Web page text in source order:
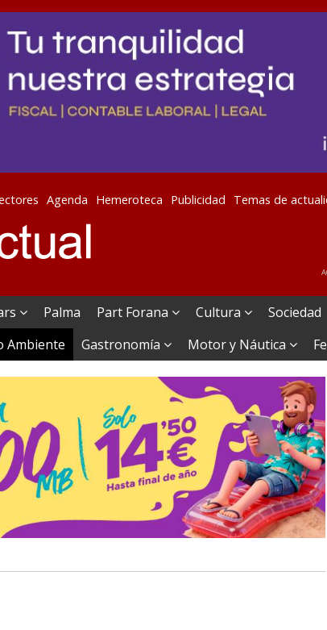
Agenda Hemeroteca Publicidad Temas de
Palma Part Forana Cultura Sociedad
Ambiente Gastronomía Motor y Náutica